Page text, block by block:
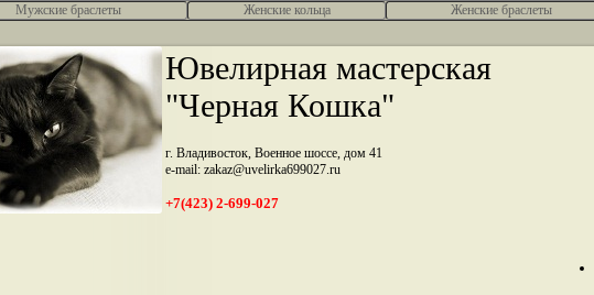
Мужские браслеты Женcкие кольца Женские браслеты
Ювелирная мастерская
"Черная Кошка"
г. Владивосток, Военное шоссе, дом 41
e-mail: zakaz@uvelirka699027.ru
+7(423) 2-699-027